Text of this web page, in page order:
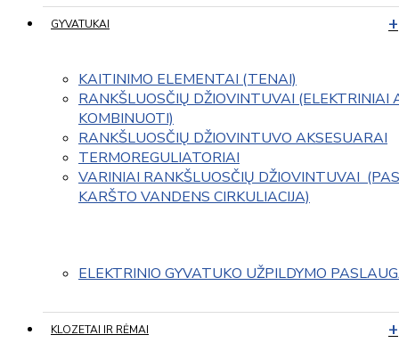
GYVATUKAI
KAITINIMO ELEMENTAI (TENAI)
RANKŠLUOSČIŲ DŽIOVINTUVAI (ELEKTRINIAI
KOMBINUOTI)
RANKŠLUOSČIŲ DŽIOVINTUVO AKSESUARAI
TERMOREGULIATORIAI
VARINIAI RANKŠLUOSČIŲ DŽIOVINTUVAI
KARŠTO VANDENS CIRKULIACIJA)
ELEKTRINIO GYVATUKO UŽPILDYMO
KLOZETAI IR RĖMAI